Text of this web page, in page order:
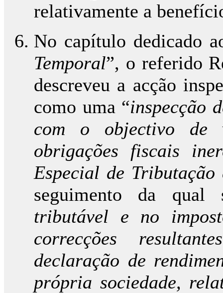
relativamente a
No capítulo dedicado
Temporal”, o referido
descreveu a acção
como uma “inspecção
com o objectivo de
obrigações fiscais
Especial de Tributação
seguimento da qual
tributável e no
correcções
declaração de
própria sociedade,